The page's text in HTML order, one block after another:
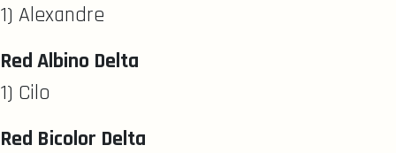
1) Alexandre
Red Albino Delta
1) Cilo
Red Bicolor Delta